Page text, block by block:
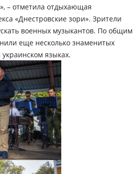
– отметила отдыхающая
«Днестровские зори». Зрители
военных музыкантов. По общим
еще несколько знаменитых
языках.